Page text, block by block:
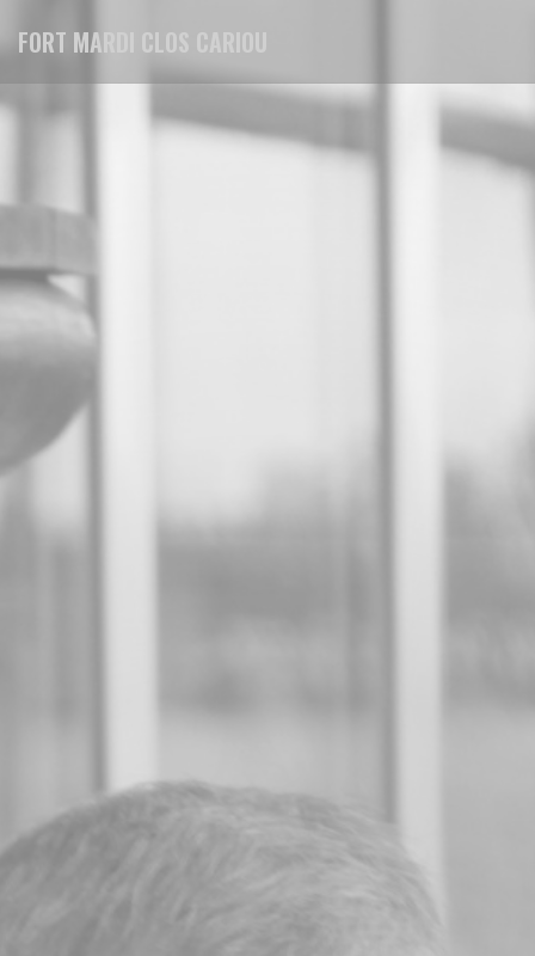
FORT MARDI CLOS CARIOU